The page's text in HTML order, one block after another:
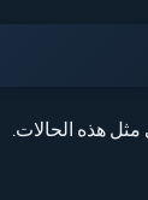
هذه الحالات.